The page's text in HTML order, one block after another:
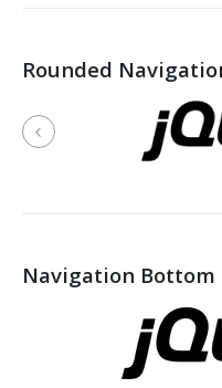
Rounded
Navigation Bottom